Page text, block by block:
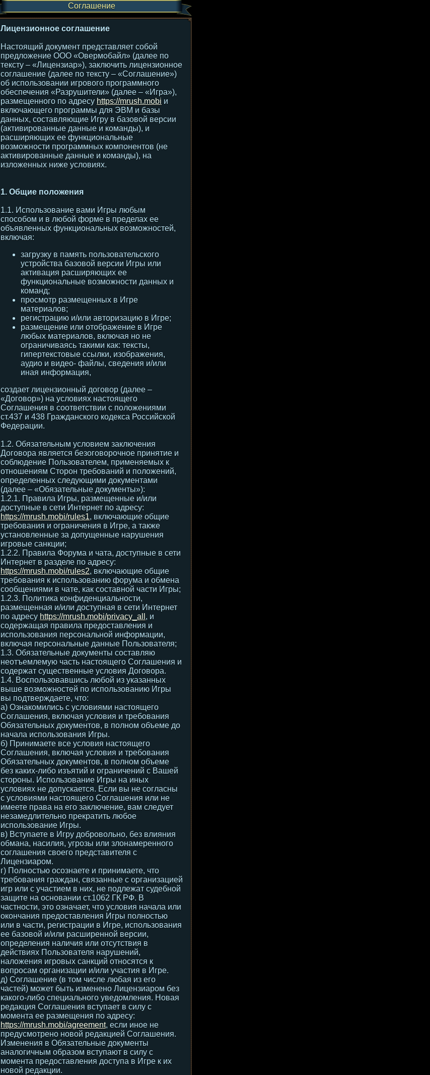
Соглашение
Лицензионное соглашение
Настоящий документ представляет собой
предложение ООО «Овермобайл» (далее по
тексту – «Лицензиар»), заключить лицензионное
соглашение (далее по тексту – «Соглашение»)
об использовании игрового программного
обеспечения «Разрушители» (далее – «Игра»),
размещенного по адресу https://mrush.mobi и
включающего программы для ЭВМ и базы
данных, составляющие Игру в базовой версии
(активированные данные и команды), и
расширяющих ее функциональные
возможности программных компонентов (не
активированные данные и команды), на
изложенных ниже условиях.
1. Общие положения
1.1. Использование вами Игры любым
способом и в любой форме в пределах ее
объявленных функциональных возможностей,
включая:
загрузку в память пользовательского
устройства базовой версии Игры или
активация расширяющих ее
функциональные возможности данных и
команд;
просмотр размещенных в Игре
материалов;
регистрацию и/или авторизацию в Игре;
размещение или отображение в Игре
любых материалов, включая но не
ограничиваясь такими как: тексты,
гипертекстовые ссылки, изображения,
аудио и видео- файлы, сведения и/или
иная информация,
создает лицензионный договор (далее –
«Договор») на условиях настоящего
Соглашения в соответствии с положениями
ст.437 и 438 Гражданского кодекса Российской
Федерации.
1.2. Обязательным условием заключения
Договора является безоговорочное принятие и
соблюдение Пользователем, применяемых к
отношениям Сторон требований и положений,
определенных следующими документами
(далее – «Обязательные документы»):
1.2.1. Правила Игры, размещенные и/или
доступные в сети Интернет по адресу:
https://mrush.mobi/rules1, включающие общие
требования и ограничения в Игре, а также
установленные за допущенные нарушения
игровые санкции;
1.2.2. Правила Форума и чата, доступные в сети
Интернет в разделе по адресу:
https://mrush.mobi/rules2, включающие общие
требования к использованию форума и обмена
сообщениями в чате, как составной части Игры;
1.2.3. Политика конфиденциальности,
размещенная и/или доступная в сети Интернет
по адресу https://mrush.mobi/privacy_all , и
содержащая правила предоставления и
использования персональной информации,
включая персональные данные Пользователя;
1.3. Обязательные документы составляю
неотъемлемую часть настоящего Соглашения и
содержат существенные условия Договора.
1.4. Воспользовавшись любой из указанных
выше возможностей по использованию Игры
вы подтверждаете, что:
а) Ознакомились с условиями настоящего
Соглашения, включая условия и требования
Обязательных документов, в полном объеме до
начала использования Игры.
б) Принимаете все условия настоящего
Соглашения, включая условия и требования
Обязательных документов, в полном объеме
без каких-либо изъятий и ограничений с Вашей
стороны. Использование Игры на иных
условиях не допускается. Если вы не согласны
с условиями настоящего Соглашения или не
имеете права на его заключение, вам следует
незамедлительно прекратить любое
использование Игры.
в) Вступаете в Игру добровольно, без влияния
обмана, насилия, угрозы или злонамеренного
соглашения своего представителя с
Лицензиаром.
г) Полностью осознаете и принимаете, что
требования граждан, связанные с организацией
игр или с участием в них, не подлежат судебной
защите на основании ст.1062 ГК РФ. В
частности, это означает, что условия начала или
окончания предоставления Игры полностью
или в части, регистрации в Игре, использования
ее базовой и/или расширенной версии,
определения наличия или отсутствия в
действиях Пользователя нарушений,
наложения игровых санкций относятся к
вопросам организации и/или участия в Игре.
д) Соглашение (в том числе любая из его
частей) может быть изменено Лицензиаром без
какого-либо специального уведомления. Новая
редакция Соглашения вступает в силу с
момента ее размещения по адресу:
https://mrush.mobi/agreement, если иное не
предусмотрено новой редакцией Соглашения.
Изменения в Обязательные документы
аналогичным образом вступают в силу с
момента предоставления доступа в Игре к их
новой редакции.